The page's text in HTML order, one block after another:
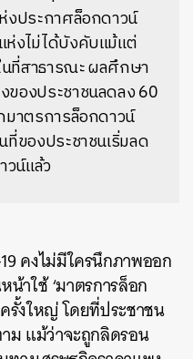
งประกาศล็อกดาวน์
ห่งไม่ได้บังคับแม้แต่
ที่สาธารณะ ผลศึกษา
ของประชาชนลดลง 60
มาตรการล็อกดาวน์
ที่ของประชาชนเริ่มลด
น์แล้ว
คงไม่มีใครนึกภาพออก
าใช้ ‘มาตรการล็อก
รั้งใหญ่ โดยที่ประชาชน
ม แม้ว่าจะถูกลิดรอน